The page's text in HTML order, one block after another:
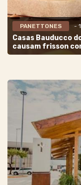
PANETTONES -
Casas Bauducco
causam frisson